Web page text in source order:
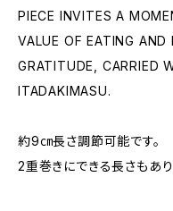
PIECE INVITES A
VALUE OF EATING AND
GRATITUDE, CARRIED
ITADAKIMASU.
約9㎝長さ調節可能です。
2重巻きにできる長さもあ